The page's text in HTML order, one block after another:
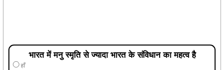
भारत में मनु स्मृति से ज्यादा भारत के संविधान का महत्व है
हाँ